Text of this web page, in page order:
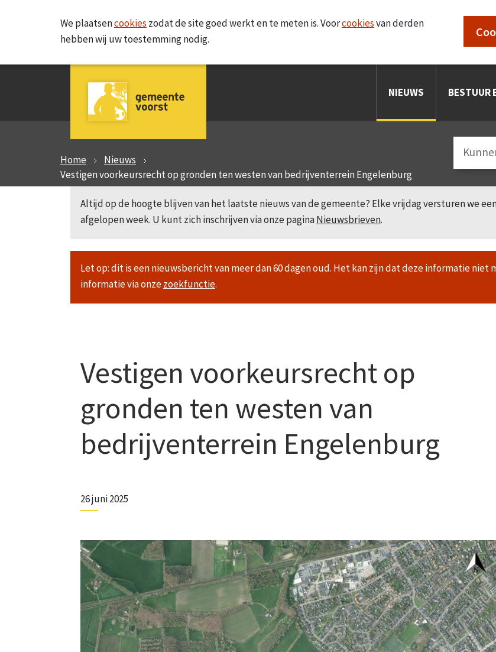
We plaatsencookies zodat de site goed werkt en te meten is. Voorcookiesvan derden
hebben wij uw toestemming nodig.
NIEUWS BESTUUR
Home
Nieuws
Vestigen voorkeursrecht op gronden ten westen van bedrijventerrein Engelenburg
Altijd op de hoogte blijven van het laatste nieuws van de gemeente? Elke vrijdag versturen we
afgelopen week. U kunt zich inschrijven via onze paginaNieuwsbrieven.
Let op: dit is een nieuwsbericht van meer dan 60 dagen oud. Het kan zijn dat deze informatie
informatie via onzezoekfunctie.
Vestigen voorkeursrecht op
gronden ten westen van
bedrijventerrein Engelenburg
26 juni 2025